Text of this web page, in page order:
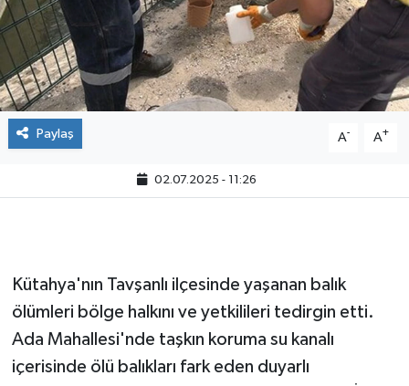
Paylaş A- A+
02.07.2025 - 11:26
Kütahya'nın Tavşanlı ilçesinde yaşanan balık
ölümleri bölge halkını ve yetkilileri tedirgin etti.
Ada Mahallesi'nde taşkın koruma su kanalı
içerisinde ölü balıkları fark eden duyarlı